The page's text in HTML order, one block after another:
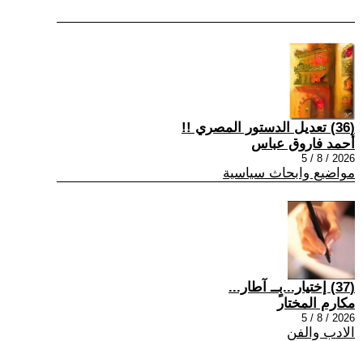
(36) تعديل الدستور المصري !!
أحمد فاروق عباس
2026 / 8 / 5
مواضيع وابحاث سياسية
(37) إختيار...بٍــ آطار...
مكارم المختار
2026 / 8 / 5
الادب والفن